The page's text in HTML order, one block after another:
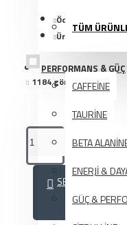
TÜM
PERFORMANS & GÜÇ
CAFFEİNE
TAURİNE
BETA
ENERJİ &
GÜÇ &
Ödül Puanı:
Ürün Kodu:
1184 görüntülenme
SEPETE EKLE